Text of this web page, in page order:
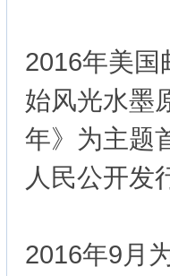
2016年美国
始风光水墨
年》为主题
人民公开发
2016年9月